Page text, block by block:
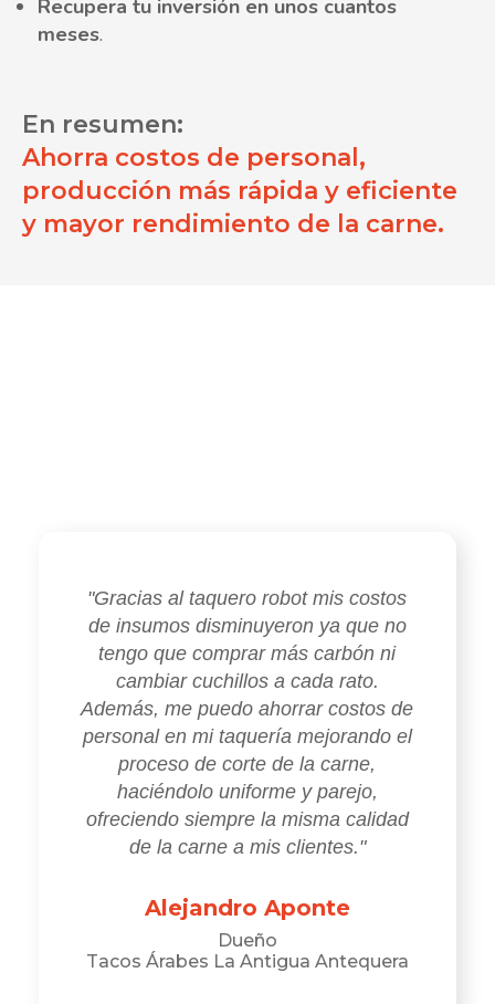
Recupera tu inversión en unos cuantos
meses.
En resumen:
Ahorra costos de personal,
producción más rápida y eficiente
y mayor rendimiento de la carne.
"Gracias al taquero robot mis costos
de insumos disminuyeron ya que no
tengo que comprar más carbón ni
cambiar cuchillos a cada rato.
Además, me puedo ahorrar costos de
personal en mi taquería mejorando el
proceso de corte de la carne,
haciéndolo uniforme y parejo,
ofreciendo siempre la misma calidad
de la carne a mis clientes."
Alejandro Aponte
Dueño
Tacos Árabes La Antigua Antequera